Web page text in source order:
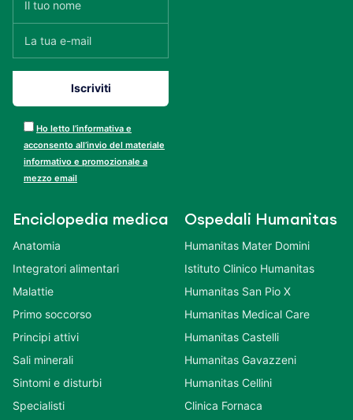
Ho letto l’informativa e
acconsento all’invio del materiale
informativo e promozionale a
mezzo email
Enciclopedia medica
Anatomia
Integratori alimentari
Malattie
Primo soccorso
Principi attivi
Sali minerali
Sintomi e disturbi
Specialisti
Ospedali Humanitas
Humanitas Mater Domini
Istituto Clinico Humanitas
Humanitas San Pio X
Humanitas Medical Care
Humanitas Castelli
Humanitas Gavazzeni
Humanitas Cellini
Clinica Fornaca